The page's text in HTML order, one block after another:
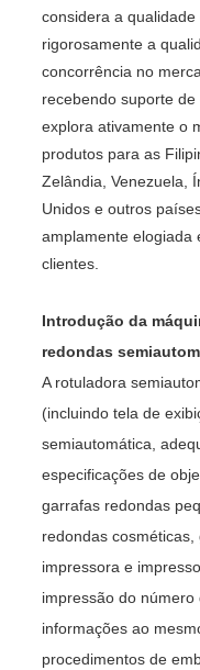
considera a
rigorosamente a
concorrência no
recebendo suporte
explora ativamente o
produtos para as
Zelândia, Venezuela,
Unidos e outros
amplamente elogiada
clientes.
Introdução da
redondas
A rotuladora
(incluindo tela de
semiautomática,
especificações de
garrafas redondas
redondas
impressora e
impressão do
informações ao
procedimentos de